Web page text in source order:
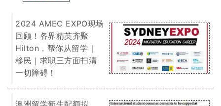
2024 AMEC EXPO现场
回顾！各界精英齐聚
Hilton，帮你从留学｜
移民｜求职三方面扫清
一切障碍！
澳洲留学新生配额拟